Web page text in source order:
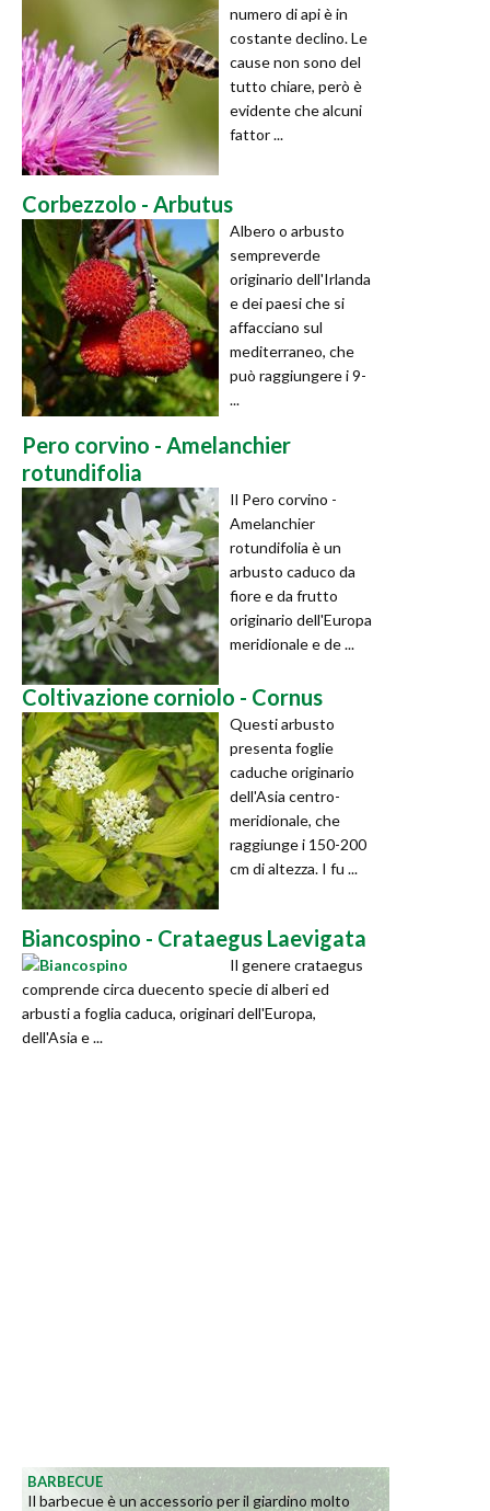
numero di api è in
costante declino. Le
cause non sono del
tutto chiare, però è
evidente che alcuni
fattor ...
Corbezzolo - Arbutus
Albero o arbusto
sempreverde
originario dell'Irlanda
e dei paesi che si
affacciano sul
mediterraneo, che
può raggiungere i 9-
...
Pero corvino - Amelanchier
rotundifolia
Il Pero corvino -
Amelanchier
rotundifolia è un
arbusto caduco da
fiore e da frutto
originario dell'Europa
meridionale e de ...
Coltivazione corniolo - Cornus
Questi arbusto
presenta foglie
caduche originario
dell'Asia centro-
meridionale, che
raggiunge i 150-200
cm di altezza. I fu ...
Biancospino - Crataegus Laevigata
Il genere crataegus
comprende circa duecento specie di alberi ed
arbusti a foglia caduca, originari dell'Europa,
dell'Asia e ...
BARBECUE
Il barbecue è un accessorio per il giardino molto